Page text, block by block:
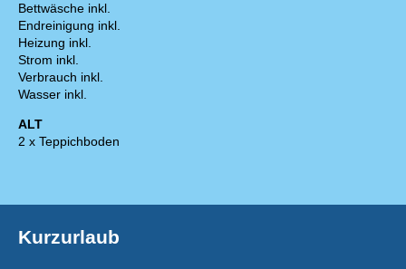
Bettwäsche inkl.
Endreinigung inkl.
Heizung inkl.
Strom inkl.
Verbrauch inkl.
Wasser inkl.
ALT
2 x Teppichboden
Kurzurlaub